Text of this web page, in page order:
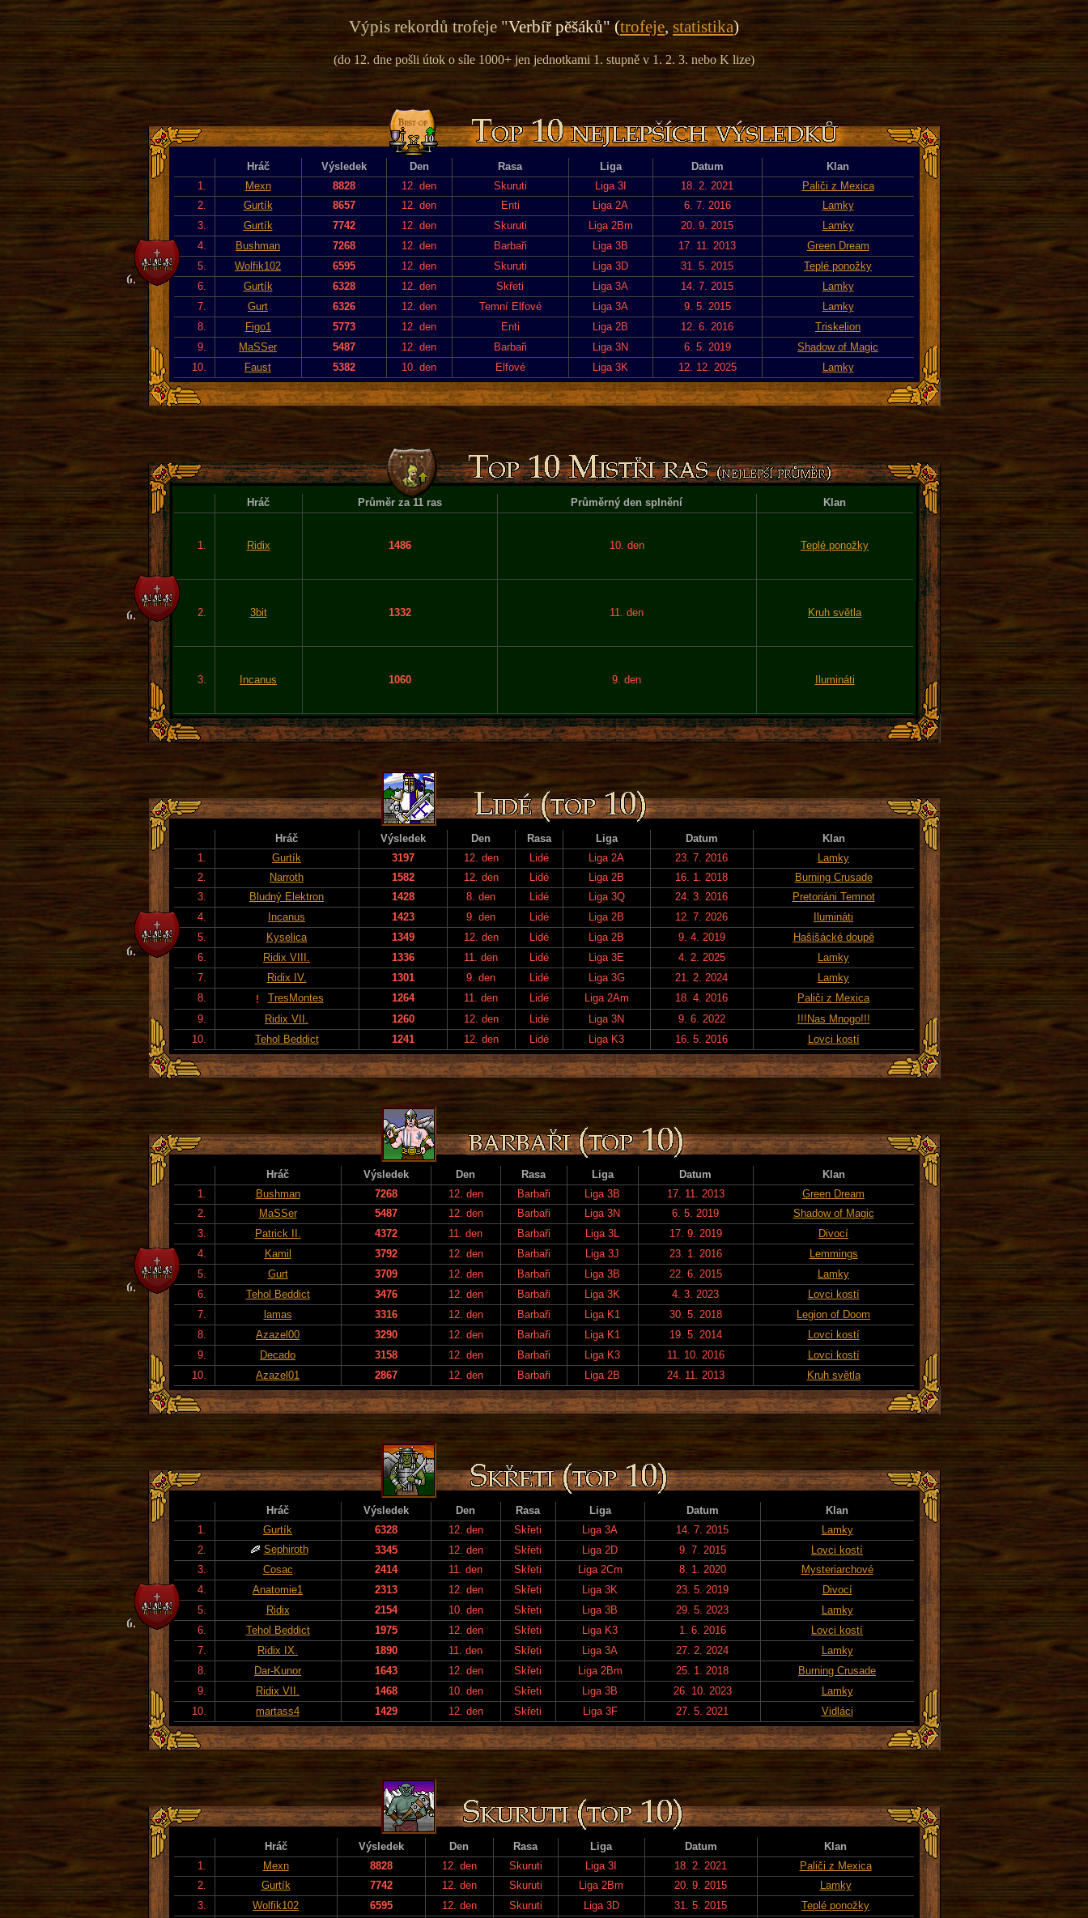
Výpis rekordů trofeje "Verbíř pěšáků" (trofeje,statistika)
(do 12. dne pošli útok o síle 1000+ jen jednotkami 1. stupně v 1. 2. 3. nebo K lize)
Hráč Výsledek Den Rasa Liga Datum
Klan
1.
Mexn 8828 12. den Skuruti Liga 3I 18. 2. 2021
Paliči z Mexica
2.
Gurtík 8657 12. den Enti Liga 2A 6. 7. 2016
Lamky
3.
Gurtík 7742 12. den Skuruti Liga 2Bm 20. 9. 2015
Lamky
4.
Bushman 7268 12. den Barbaři Liga 3B 17. 11. 2013
Green Dream
5.
Wolfik102 6595 12. den Skuruti Liga 3D 31. 5. 2015
Teplé ponožky
6.
Gurtík 6328 12. den Skřeti Liga 3A 14. 7. 2015
Lamky
7.
Gurt 6326 12. den Temní Elfové Liga 3A 9. 5. 2015
Lamky
8.
Figo1 5773 12. den Enti Liga 2B 12. 6. 2016
Triskelion
9.
MaSSer 5487 12. den Barbaři Liga 3N 6. 5. 2019
Shadow of Magic
10.
Faust 5382 10. den Elfové Liga 3K 12. 12. 2025 Lamky
Hráč Průměr za 11 ras Průměrný den splnění Klan
1. Ridix 1486 10. den Teplé ponožky
2. 3bit 1332 11. den Kruh světla
3. Incanus 1060 9. den Ilumináti
Hráč Výsledek Den Rasa Liga Datum
Klan
1.
Gurtík 3197 12. den Lidé Liga 2A 23. 7. 2016
Lamky
2.
Narroth 1582 12. den Lidé Liga 2B 16. 1. 2018
Burning Crusade
3.
Bludný Elektron 1428 8. den Lidé Liga 3Q 24. 3. 2016
Pretoriáni Temnot
4.
Incanus 1423 9. den Lidé Liga 2B 12. 7. 2026
Ilumináti
5.
Kyselica 1349 12. den Lidé Liga 2B 9. 4. 2019
Hašišácké doupě
6.
Ridix VIII. 1336 11. den Lidé Liga 3E 4. 2. 2025
Lamky
7.
Ridix IV. 1301 9. den Lidé Liga 3G 21. 2. 2024
Lamky
8.
TresMontes 1264 11. den Lidé Liga 2Am 18. 4. 2016
Paliči z Mexica
9.
Ridix VII. 1260 12. den Lidé Liga 3N 9. 6. 2022
!!!Nas Mnogo!!!
10.
Tehol Beddict 1241 12. den Lidé Liga K3 16. 5. 2016 Lovci kostí
Hráč Výsledek Den Rasa Liga Datum
Klan
1.
Bushman 7268 12. den Barbaři Liga 3B 17. 11. 2013
Green Dream
2.
MaSSer 5487 12. den Barbaři Liga 3N 6. 5. 2019
Shadow of Magic
3.
Patrick II. 4372 11. den Barbaři Liga 3L 17. 9. 2019
Divocí
4.
Kamil 3792 12. den Barbaři Liga 3J 23. 1. 2016
Lemmings
5.
Gurt 3709 12. den Barbaři Liga 3B 22. 6. 2015
Lamky
6.
Tehol Beddict 3476 12. den Barbaři Liga 3K 4. 3. 2023
Lovci kostí
7.
lamas 3316 12. den Barbaři Liga K1 30. 5. 2018
Legion of Doom
8.
Azazel00 3290 12. den Barbaři Liga K1 19. 5. 2014
Lovci kostí
9.
Decado 3158 12. den Barbaři Liga K3 11. 10. 2016
Lovci kostí
10.
Azazel01 2867 12. den Barbaři Liga 2B 24. 11. 2013 Kruh světla
Hráč Výsledek Den Rasa Liga Datum
Klan
1.
Gurtík 6328 12. den Skřeti Liga 3A 14. 7. 2015
Lamky
2.
Sephiroth 3345 12. den Skřeti Liga 2D 9. 7. 2015
Lovci kostí
3.
Cosac 2414 11. den Skřeti Liga 2Cm 8. 1. 2020
Mysteriarchové
4.
Anatomie1 2313 12. den Skřeti Liga 3K 23. 5. 2019
Divocí
5.
Ridix 2154 10. den Skřeti Liga 3B 29. 5. 2023
Lamky
6.
Tehol Beddict 1975 12. den Skřeti Liga K3 1. 6. 2016
Lovci kostí
7.
Ridix IX. 1890 11. den Skřeti Liga 3A 27. 2. 2024
Lamky
8.
Dar-Kunor 1643 12. den Skřeti Liga 2Bm 25. 1. 2018
Burning Crusade
9.
Ridix VII. 1468 10. den Skřeti Liga 3B 26. 10. 2023
Lamky
10.
martass4 1429 12. den Skřeti Liga 3F 27. 5. 2021 Vidláci
Hráč Výsledek Den Rasa Liga Datum
Klan
1.
Mexn 8828 12. den Skuruti Liga 3I 18. 2. 2021
Paliči z Mexica
2.
Gurtík 7742 12. den Skuruti Liga 2Bm 20. 9. 2015
Lamky
3.
Wolfik102 6595 12. den Skuruti Liga 3D 31. 5. 2015
Teplé ponožky